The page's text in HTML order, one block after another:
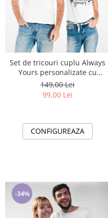
Set de tricouri cuplu Always
Yours personalizate cu
tematica Valentines Day
149,00 Lei
99,00 Lei
CONFIGUREAZA
-34%